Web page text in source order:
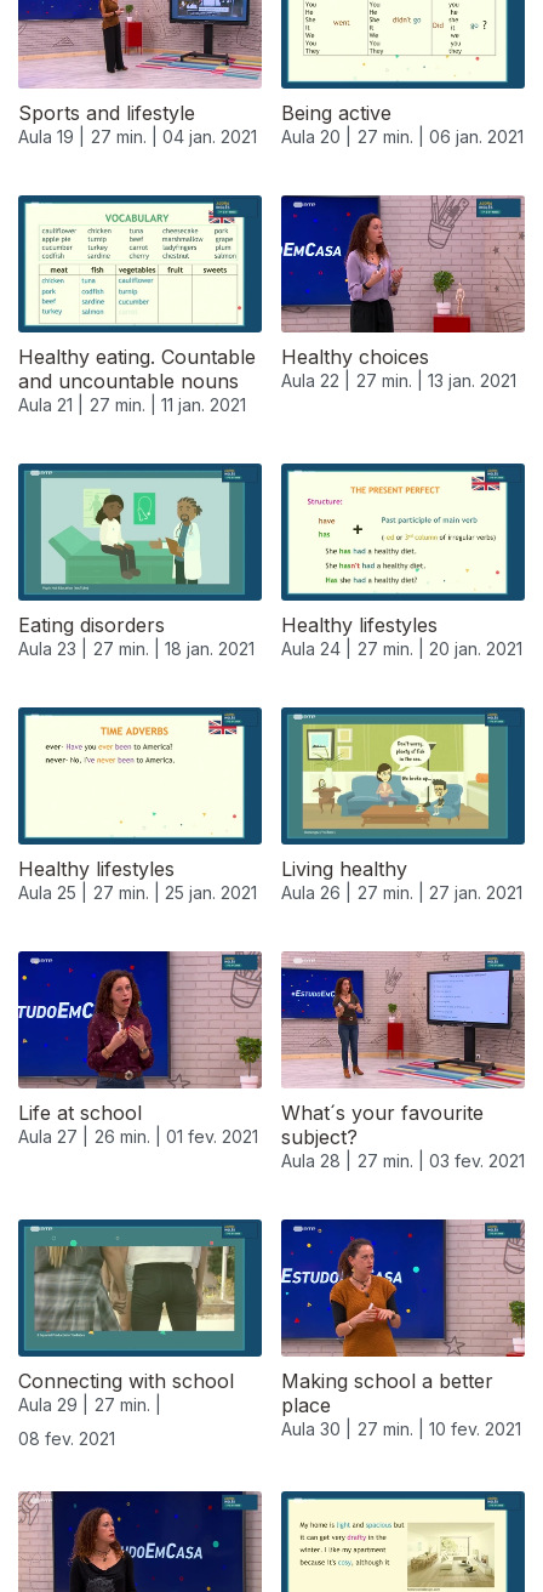
Sports and lifestyle
Aula 19 | 27 min. | 04 jan. 2021
Being active
Aula 20 | 27 min. | 06 jan. 2021
Healthy eating. Countable
and uncountable nouns
Aula 21 | 27 min. | 11 jan. 2021
Healthy choices
Aula 22 | 27 min. | 13 jan. 2021
Eating disorders
Aula 23 | 27 min. | 18 jan. 2021
Healthy lifestyles
Aula 24 | 27 min. | 20 jan. 2021
518756
Healthy lifestyles
Aula 25 | 27 min. | 25 jan. 2021
Living healthy
Aula 26 | 27 min. | 27 jan. 2021
Life at school
Aula 27 | 26 min. | 01 fev. 2021
What´s your favourite
subject?
Aula 28 | 27 min. | 03 fev. 2021
Connecting with school
Aula 29 |
27 min. |
08 fev. 2021
Making school a better
place
Aula 30 | 27 min. | 10 fev. 2021